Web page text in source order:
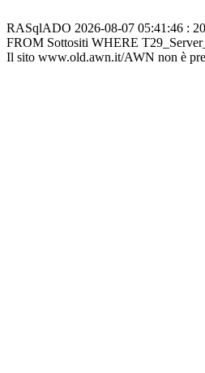
RASqlADO 2026-08-07 05:41:46 :
FROM Sottositi WHERE
Il sito www.old.awn.it/AWN non è